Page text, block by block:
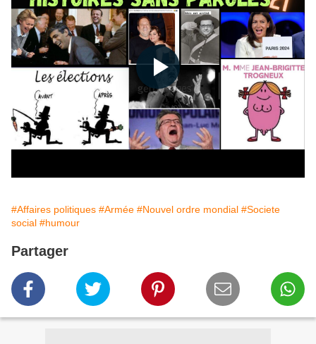
#Affaires politiques #Armée #Nouvel ordre mondial #Societe
social #humour
Partager